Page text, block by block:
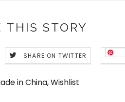
THIS STORY
SHARE ON TWITTER
in China,Wishlist